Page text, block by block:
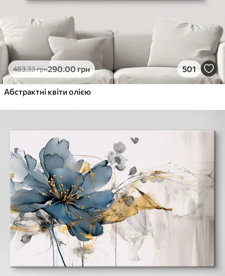
483.33грн290.00грн 501
Абстрактні квіти олією